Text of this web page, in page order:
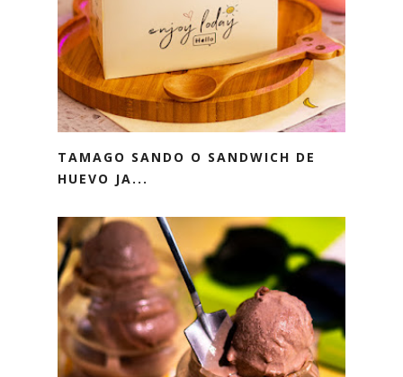
TAMAGO SANDO O SANDWICH DE
HUEVO JA...